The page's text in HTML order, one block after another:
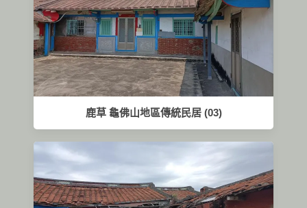
鹿草 龜佛山地區傳統民居 (03)